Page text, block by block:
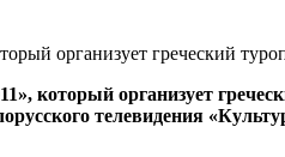
организует греческий
который организует
телевидения